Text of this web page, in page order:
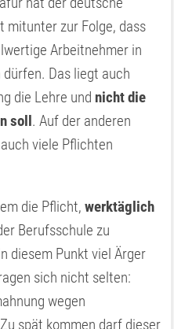
mitunter zur Folge, dass
Arbeitnehmer in
Das liegt auch
die Lehre und nicht die
soll. Auf der anderen
viele Pflichten
die Pflicht,werktäglich
Berufsschule zu
diesem Punkt viel Ärger
sich nicht selten:
wegen
spät kommen darf dieser